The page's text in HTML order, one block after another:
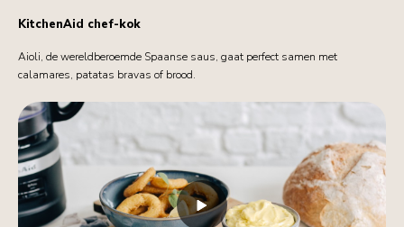
KitchenAid chef-kok
Aioli, de wereldberoemde Spaanse saus, gaat perfect samen met
calamares, patatas bravas of brood.